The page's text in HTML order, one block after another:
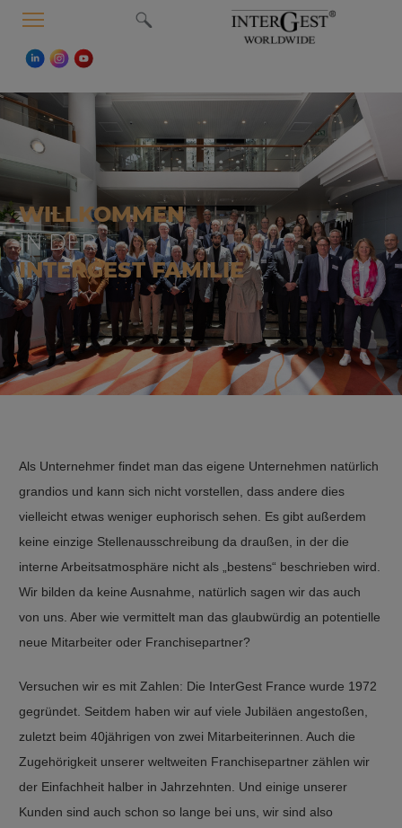
WILLKOMMEN
IN DER
INTERGEST FAMILIE
Als Unternehmer findet man das eigene Unternehmen natürlich
grandios und kann sich nicht vorstellen, dass andere dies
vielleicht etwas weniger euphorisch sehen. Es gibt außerdem
keine einzige Stellenausschreibung da draußen, in der die
interne Arbeitsatmosphäre nicht als „bestens“ beschrieben wird.
Wir bilden da keine Ausnahme, natürlich sagen wir das auch
von uns. Aber wie vermittelt man das glaubwürdig an potentielle
neue Mitarbeiter oder Franchisepartner?
Versuchen wir es mit Zahlen: Die InterGest France wurde 1972
gegründet. Seitdem haben wir auf viele Jubiläen angestoßen,
zuletzt beim 40jährigen von zwei Mitarbeiterinnen. Auch die
Zugehörigkeit unserer weltweiten Franchisepartner zählen wir
der Einfachheit halber in Jahrzehnten. Und einige unserer
Kunden sind auch schon so lange bei uns, wir sind also